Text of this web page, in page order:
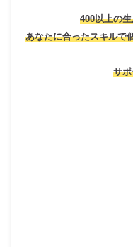
400以上の
あなたに合ったスキルで
サ